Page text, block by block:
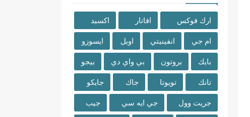
ارك فوكس افاتار اكسيد
ام جي انفينيتي اوبل ايسوزو
بايك بروتون بي واي دي بيجو
تانك تويوتا جاك جايكو
جريت وول جي ايه سي جيب